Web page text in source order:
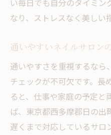
い毎日でも自分のタイミン
なり、ストレスなく美しい
通いやすいネイルサロン
通いやすさを重視するなら
チェックが不可欠です。長
ると、仕事や家庭の予定と
ば、東京都西多摩郡日の
遅くまで対応しているサロ